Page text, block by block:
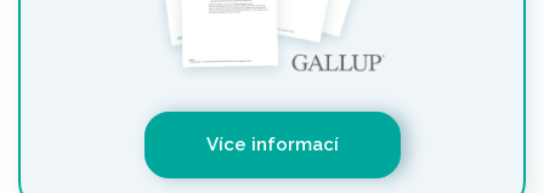
Více informací